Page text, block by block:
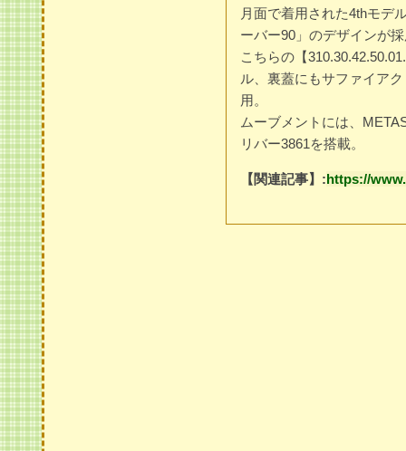
月面で着用された4thモデ
ーバー90」のデザインが
こちらの【
ル、裏蓋にもサファイア
用。
ムーブメントには、
リバー3861を搭載。
【関連記事】:https://